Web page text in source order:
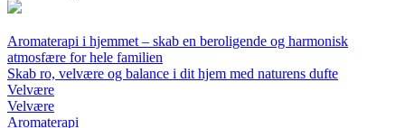
Aromaterapi i hjemmet – skab en beroligende og harmonisk
atmosfære for hele familien
Skab ro, velvære og balance i dit hjem med naturens dufte
Velvære
Velvære
Aromaterapi